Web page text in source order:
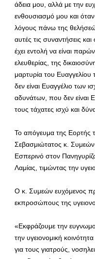
άδεια μου, αλλά με την
ενθουσιασμό μου και
λόγους πάνω της
αυτές τις συναντήσεις
έχει εντολή να είναι
ελευθερίας, της
μαρτυρία του
δεν είναι Ευαγγέλιο των
αδυνάτων, που δεν είναι
τους τάχατες ισχύ και
Το απόγευμα της Εορτής
Σεβασμιώτατος κ.
Εσπερινό στον
Λαμίας, τιμώντας την
Ο κ. Συμεών ευχόμενος
εκπροσώπους της
«Εκφράζουμε την
την υγειονομική
για τους γιατρούς,